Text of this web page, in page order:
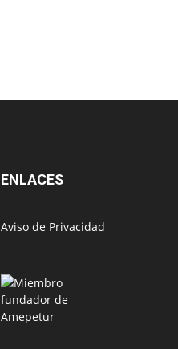
ENLACES
Aviso de Privacidad